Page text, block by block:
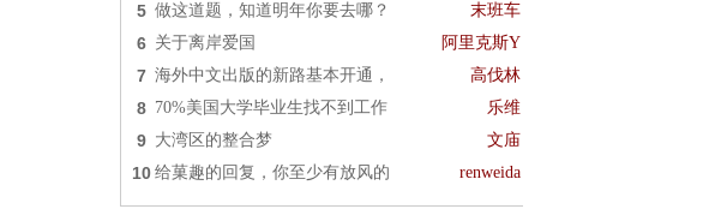
5 做这道题，知道明年你要去哪？ 末班车
6 关于离岸爱国 阿里克斯Y
7 海外中文出版的新路基本开通， 高伐林
8 70%美国大学毕业生找不到工作 乐维
9 大湾区的整合梦 文庙
10 给菓趣的回复，你至少有放风的 renweida